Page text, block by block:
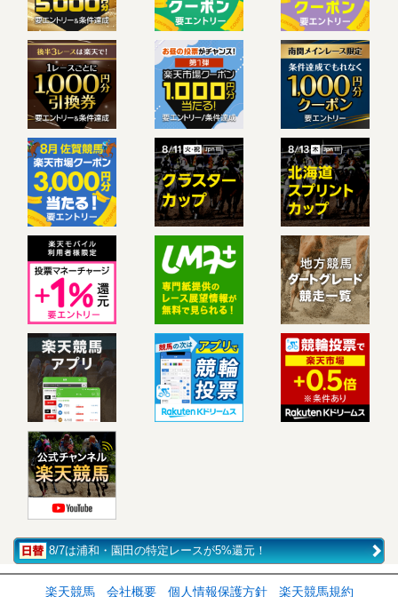
8/7は浦和・園田の特定レースが5%還元！
楽天競馬 会社概要 個人情報保護方針 楽天競馬規約